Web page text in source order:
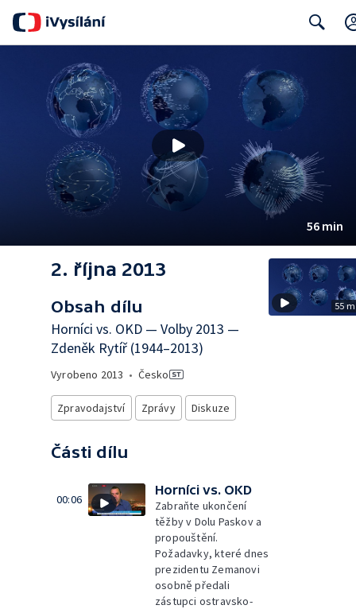
56 min
2. října 2013
Obsah dílu
Horníci vs. OKD — Volby 2013 —
Zdeněk Rytíř (1944–2013)
Vyrobeno 2013 • Česko
Zpravodajství Zprávy Diskuze
Části dílu
00:06
Horníci vs. OKD
Zabraňte ukončení
těžby v Dolu Paskov a
propouštění.
Požadavky, které dnes
prezidentu Zemanovi
osobně předali
zástupci ostravsko-
55